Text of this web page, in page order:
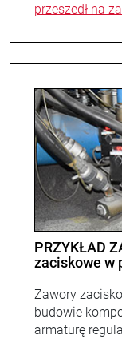
przeszedł na
PRZYKŁAD
zaciskowe w
Zawory
budowie
armaturę